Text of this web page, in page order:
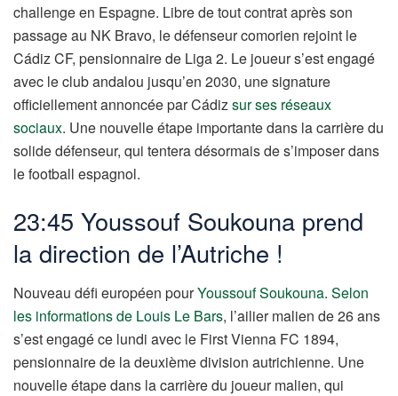
challenge en Espagne. Libre de tout contrat après son
passage au NK Bravo, le défenseur comorien rejoint le
Cádiz CF, pensionnaire de Liga 2. Le joueur s’est engagé
avec le club andalou jusqu’en 2030, une signature
officiellement annoncée par Cádizsur ses réseaux
sociaux. Une nouvelle étape importante dans la carrière du
solide défenseur, qui tentera désormais de s’imposer dans
le football espagnol.
23:45 Youssouf Soukouna prend
la direction de l’Autriche !
Nouveau défi européen pourYoussouf Soukouna. Selon
les informations de Louis Le Bars, l’ailier malien de 26 ans
s’est engagé ce lundi avec le First Vienna FC 1894,
pensionnaire de la deuxième division autrichienne. Une
nouvelle étape dans la carrière du joueur malien, qui